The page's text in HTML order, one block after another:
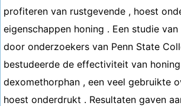
profiteren van rustgevende , hoest
eigenschappen honing . Een studie
door onderzoekers van Penn State
bestudeerde de effectiviteit van
dexomethorphan , een veel gebruikte
hoest onderdrukt . Resultaten gaven